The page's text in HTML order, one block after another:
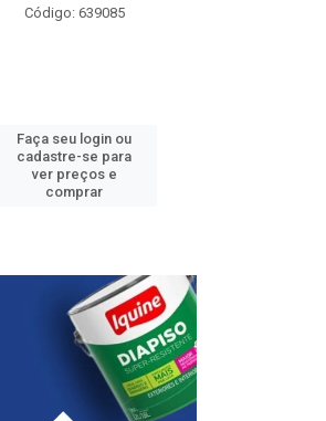
Código: 639085
Faça seu login ou
cadastre-se para
ver preços e
comprar